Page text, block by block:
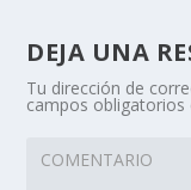
DEJA UNA
Tu dirección de
campos